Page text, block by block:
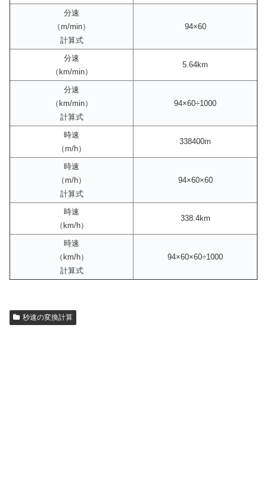
分速
（m/min）
計算式
94×60
分速
（km/min）
5.64km
分速
（km/min）
計算式
94×60÷1000
時速
（m/h）
338400m
時速
（m/h）
計算式
94×60×60
時速
（km/h）
338.4km
時速
（km/h）
計算式
94×60×60÷1000
秒速の変換計算